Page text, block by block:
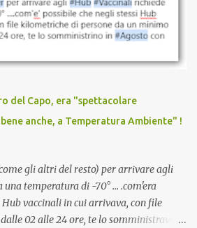
Non avevamo mai visto
che non l’hanno fatto. Se non sei stato
prima cercato di farti sentire una
mai visto un vaccino che minacci le
i mezzi di sussistenza, il lavoro o la
visto un vaccino che permettesse a un
dei genitori. Dopo tutti i vaccini
del Capo, era "spettacolare
anche, a Temperatura Ambiente" !
gli altri del resto) per arrivare agli
temperatura di -70° ... .com'era
Hub vaccinali in cui arrivava, con file
02 alle 24 ore, te lo somministravano